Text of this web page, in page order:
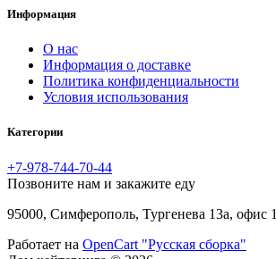
Информация
O нас
Информация о доставке
Политика конфиденциальности
Условия использования
Категории
+7-978-744-70-44
Позвоните нам и закажите еду
95000, Симферополь, Тургенева 13а, офис 1
Работает на OpenCart "Русская сборка"